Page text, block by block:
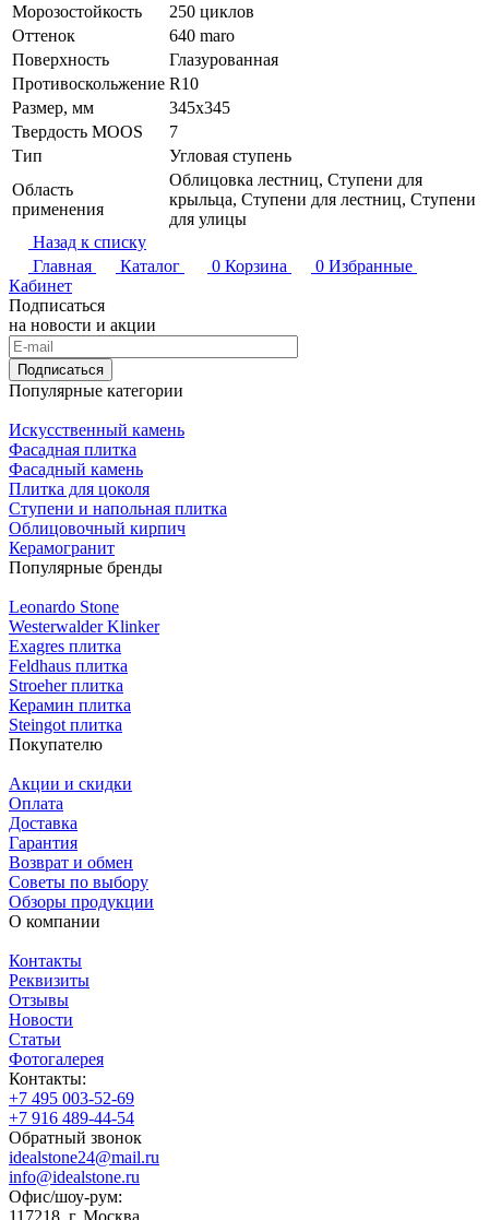
Морозостойкость
250 циклов
Оттенок
640 maro
Поверхность
Глазурованная
Противоскольжение R10
Размер, мм
345x345
Твердость MOOS
7
Тип
Угловая ступень
Область
применения
Облицовка лестниц, Ступени для
крыльца, Ступени для лестниц, Ступени
для улицы
Назад к списку
Главная
Каталог 0 Корзина 0 Избранные
Кабинет
Подписаться
на новости и акции
Подписаться
Популярные категории
Искусственный камень
Фасадная плитка
Фасадный камень
Плитка для цоколя
Ступени и напольная плитка
Облицовочный кирпич
Керамогранит
Популярные бренды
Leonardo Stone
Westerwalder Klinker
Exagres плитка
Feldhaus плитка
Stroeher плитка
Керамин плитка
Steingot плитка
Покупателю
Акции и скидки
Оплата
Доставка
Гарантия
Возврат и обмен
Советы по выбору
Обзоры продукции
О компании
Контакты
Реквизиты
Отзывы
Новости
Статьи
Фотогалерея
Контакты:
+7 495 003-52-69
+7 916 489-44-54
Обратный звонок
idealstone24@mail.ru
info@idealstone.ru
Офис/шоу-рум:
117218, г. Москва,